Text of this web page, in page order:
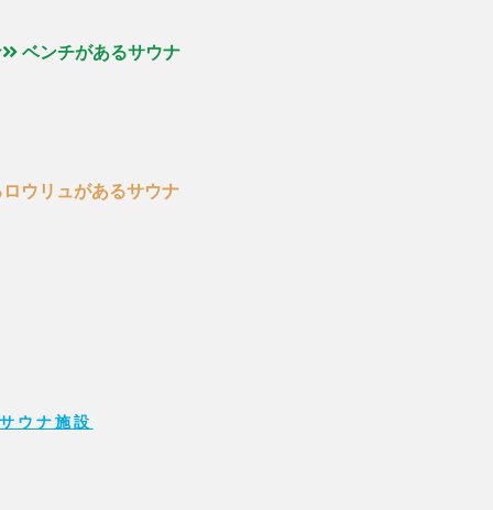
ベンチがあるサウナ
ウリュがあるサウナ
ウナ施設